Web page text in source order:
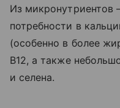
Из микронутриентов
потребности в
(особенно в более
B12, а также
и селена.